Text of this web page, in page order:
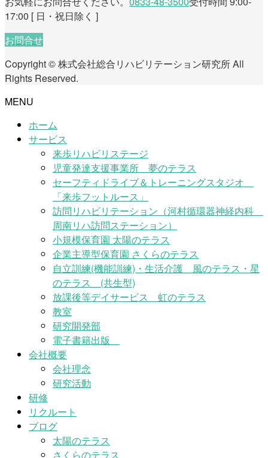
17:00 [ 日・祝日除く ]
お問合せ
Copyright © 株式会社総合リハビリテーション研究所 All
Rights Reserved.
MENU
ホーム
サービス
来歩リハビリステージ
児童発達支援事業所 夢のテラス
セーフティドライブ＆トレーニングスタジオ
「来歩フットルース」
訪問リハビリテーション（河村循環器神経内科
周南リハ訪問ステーション）
小規模保育園 太陽のテラス
企業主導型保育園 さくらのテラス
自立訓練(機能訓練)・生活介護 風のテラス・星
のテラス (共生型)
放課後等デイサービス 虹のテラス
教室
研究開発部
電子書籍出版
会社概要
会社理念
研究活動
研修
リクルート
ブログ
太陽のテラス
さくらのテラス